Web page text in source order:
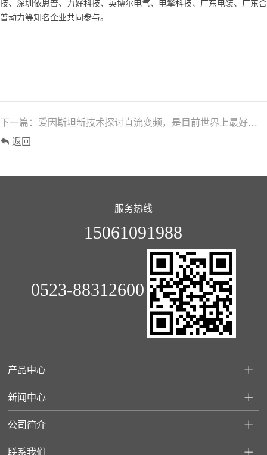
技、深圳依思普、力好科技、英博尔电气、电擎科技、广东电装、广东合
普动力等知名企业共同参与。
下一篇：爱因斯坦新技术探讨直流变频，是目前世界上最好的电机技术
返回
服务热线
15061091988
0523-88312600
产品中心
新闻中心
公司简介
联系我们